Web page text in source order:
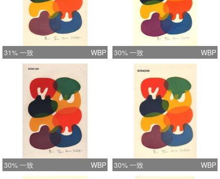
31% 一致 WBP 30% 一致 WBP
30% 一致 WBP 30% 一致 WBP